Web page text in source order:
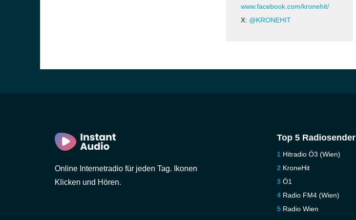
www.facebook.com/kronehit/
X: @KRONEHIT
Online Internetradio für jeden Tag. Ikonen
Klicken und Hören.
Top 5 Radiosender
Hitradio Ö3 (Wien)
KroneHit
Ö1
Radio FM4 (Wien)
Radio Wien